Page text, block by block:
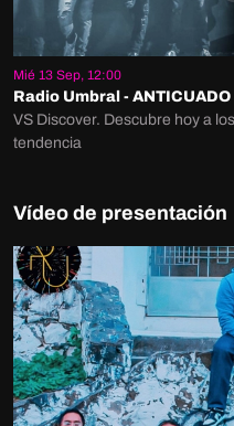
Mié 13 Sep, 12:00
Radio Umbral - ANTICUADO
VS Discover. Descubre hoy a
tendencia
Vídeo de presentación